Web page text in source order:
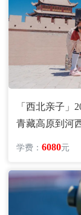
「西北亲子」
青藏高原到河
学费：6080元